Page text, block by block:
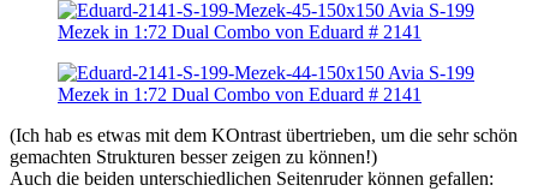
(Ich hab es etwas mit dem KOntrast übertrieben, um die sehr schön
gemachten Strukturen besser zeigen zu können!)
Auch die beiden unterschiedlichen Seitenruder können gefallen: